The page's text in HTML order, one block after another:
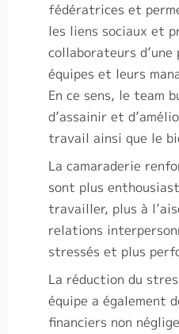
fédératrices et
les liens sociaux et
collaborateurs
équipes et leurs
En ce sens, le team
d’assainir et
travail ainsi que le
La camaraderie
sont plus
travailler, plus à
relations
stressés et plus
La réduction du
équipe a également
financiers non